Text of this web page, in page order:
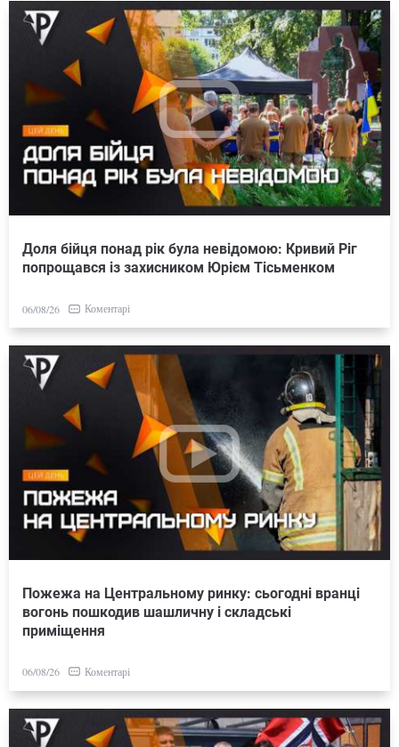
Доля бійця понад рік була невідомою: Кривий Ріг
попрощався із захисником Юрієм Тісьменком
06/08/26 Коментарі
Пожежа на Центральному ринку: сьогодні вранці
вогонь пошкодив шашличну і складські
приміщення
06/08/26 Коментарі